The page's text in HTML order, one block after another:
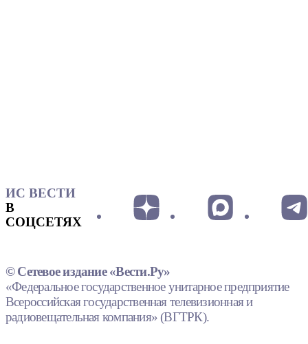
ИС ВЕСТИ
В
СОЦСЕТЯХ
© Сетевое издание «Вести.Ру»
«Федеральное государственное унитарное предприятие
Всероссийская государственная телевизионная и
радиовещательная компания» (ВГТРК).